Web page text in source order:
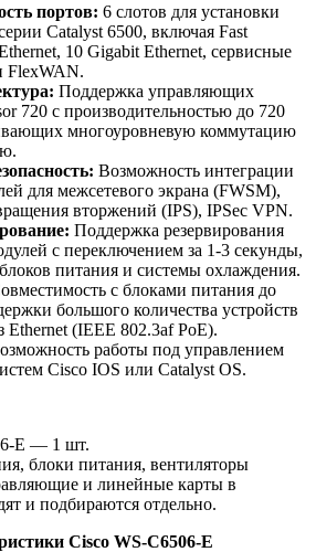
портов: 6 слотов для установки
Catalyst 6500, включая Fast
10 Gigabit Ethernet, сервисные
FlexWAN.
Поддержка управляющих
720 с производительностью до 720
многоуровневую коммутацию
Возможность интеграции
для межсетевого экрана (FWSM),
вторжений (IPS), IPSec VPN.
Поддержка резервирования
с переключением за 1-3 секунды,
питания и системы охлаждения.
с блоками питания до
большого количества устройств
Ethernet (IEEE 802.3af PoE).
работы под управлением
Cisco IOS или Catalyst OS.
E — 1 шт.
блоки питания, вентиляторы
и линейные карты в
и подбираются отдельно.
Cisco WS-C6506-E